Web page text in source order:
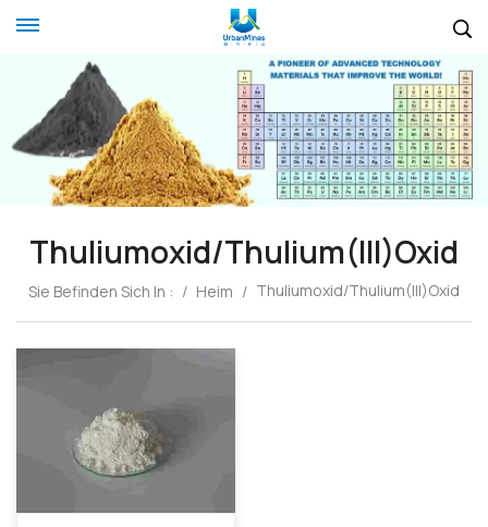
Thuliumoxid/Thulium(III)oxid
Sie Befinden Sich In : / Heim / Thuliumoxid/Thulium(III)oxid